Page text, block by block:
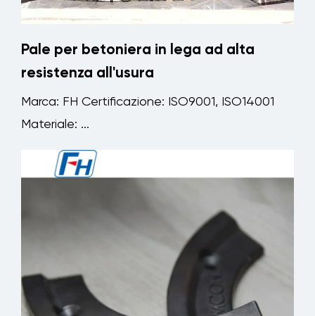
Pale per betoniera in lega ad alta
resistenza all'usura
Marca: FH Certificazione: ISO9001, ISO14001
Materiale: ...